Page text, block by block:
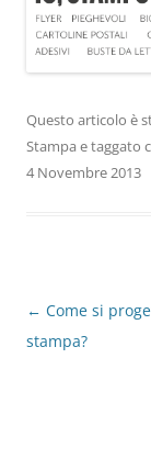
Questo articolo è
Stampa e taggato
4 Novembre 2013
Navigazione
articolo
← Come si
stampa?